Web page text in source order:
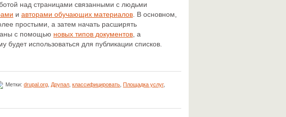
над страницами связанными с людьми
и авторами обучающих материалов . В основном,
простыми, а затем начать расширять
с помощью новых типов документов , а
будет использоваться для публикации списков.
Метки: drupal.org Друпал классифицировать Площадка услуг,